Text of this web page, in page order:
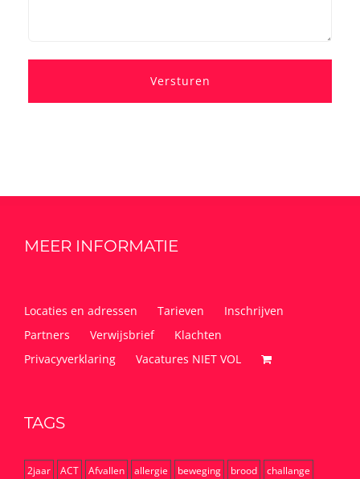
MEER INFORMATIE
Locaties en adressen Tarieven
Inschrijven
Partners
Verwijsbrief
Klachten
Privacyverklaring
Vacatures NIET VOL
TAGS
2jaar ACT Afvallen allergie beweging brood
challange